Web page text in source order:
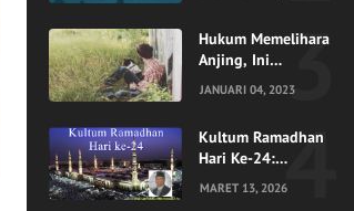
Hukum Memelihara
Anjing, Ini
Penjelasan Ulama
JANUARI 04, 2023
Kultum Ramadhan
Hari Ke-24:
Menjemput Husnul
Khatimah, Mengukir
MARET 13, 2026